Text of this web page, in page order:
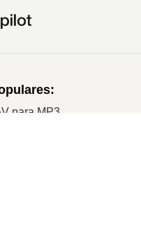
:
para MP3